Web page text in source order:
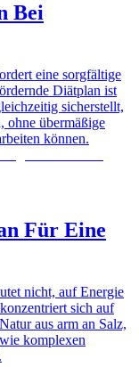
Bei
eine sorgfältige
Diätplan ist
sicherstellt,
ohne übermäßige
können.
Für Eine
nicht, auf Energie
sich auf
aus arm an Salz,
komplexen